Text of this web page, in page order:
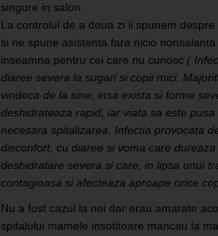
singure in salon.
La controlul de a doua zi ii spunem
si ne spune asistenta fara nicio
inseamna pentru cei care nu cunosc (
diaree severa la sugari si copii mici.
vindeca de la sine, insa exista si forme
deshidrateaza rapid, iar viata sa este
necesara spitalizarea. Infectia provocata
disconfort, cu diaree si voma care
deshidratare severa si care, in lipsa unui
contagioasa si afecteaza aproape orice
Nu a fost cazul la noi dar erau amarate
spitalului mamele insotitoare mancau la